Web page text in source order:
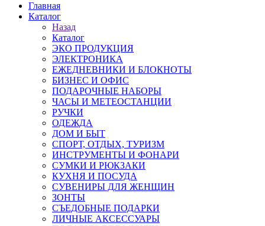
Главная
Каталог
Назад
Каталог
ЭКО ПРОДУКЦИЯ
ЭЛЕКТРОНИКА
ЕЖЕДНЕВНИКИ И БЛОКНОТЫ
БИЗНЕС И ОФИС
ПОДАРОЧНЫЕ НАБОРЫ
ЧАСЫ И МЕТЕОСТАНЦИИ
РУЧКИ
ОДЕЖДА
ДОМ И БЫТ
СПОРТ, ОТДЫХ, ТУРИЗМ
ИНСТРУМЕНТЫ И ФОНАРИ
СУМКИ И РЮКЗАКИ
КУХНЯ И ПОСУДА
СУВЕНИРЫ ДЛЯ ЖЕНЩИН
ЗОНТЫ
СЪЕДОБНЫЕ ПОДАРКИ
ЛИЧНЫЕ АКСЕССУАРЫ